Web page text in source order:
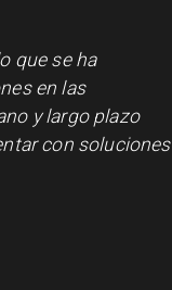
que se ha
en las
y largo plazo
con soluciones